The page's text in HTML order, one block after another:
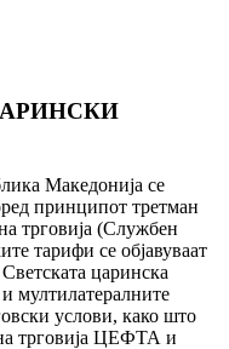
Македонија се
принципот третман
трговија (Службен
тарифи се објавуваат
царинска
мултилатералните
услови, како што
трговија ЦЕФТА и